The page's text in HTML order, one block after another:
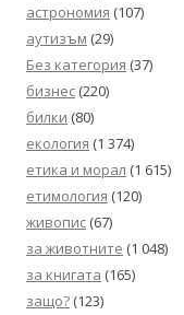
астрономия (107)
аутизъм (29)
Без категория (37)
бизнес (220)
билки (80)
екология (1 374)
етика и морал (1 615)
етимология (120)
живопис (67)
за животните (1 048)
за книгата (165)
защо? (123)